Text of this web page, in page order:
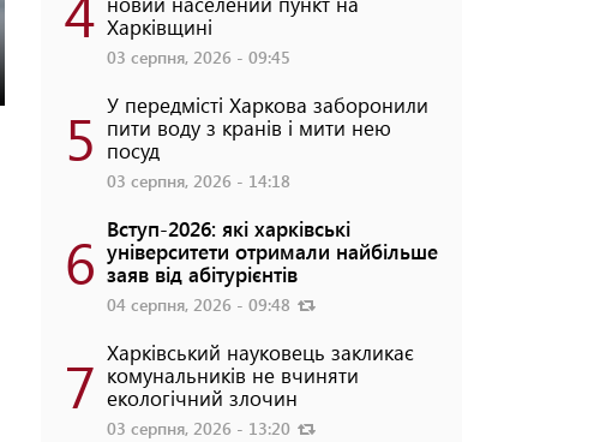
Харківщині
03 серпня, 2026 - 09:45
5 У передмісті Харкова заборонили
пити воду з кранів і мити нею
посуд
03 серпня, 2026 - 14:18
6 Вступ-2026: які харківські
університети отримали найбільше
заяв від абітурієнтів
04 серпня, 2026 - 09:48
7 Харківський науковець закликає
комунальників не вчиняти
екологічний злочин
03 серпня, 2026 - 13:20